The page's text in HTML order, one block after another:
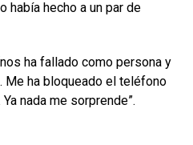
había hecho a un par de
ha fallado como persona y
Me ha bloqueado el teléfono
nada me sorprende”.